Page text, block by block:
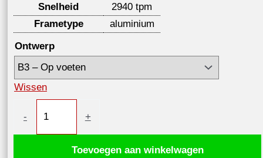
Snelheid
2940 tpm
Frametype
aluminium
Ontwerp
Wissen
-
5,5kW
+
Toevoegen aan winkelwagen